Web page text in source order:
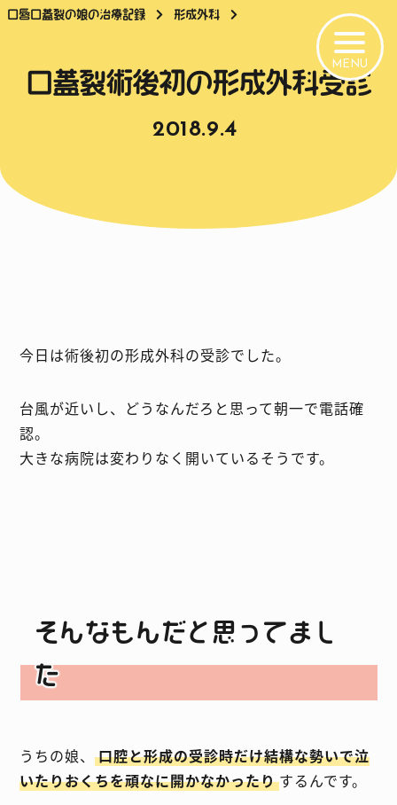
口唇口蓋裂の娘の治療記録 形成外科
口蓋裂術後初の形成外科受診
2018.9.4
今日は術後初の形成外科の受診でした。
台風が近いし、どうなんだろと思って朝一で電話確
認。
大きな病院は変わりなく開いているそうです。
そんなもんだと思ってまし
た
うちの娘、口腔と形成の受診時だけ結構な勢いで泣
いたりおくちを頑なに開かなかったりするんです。